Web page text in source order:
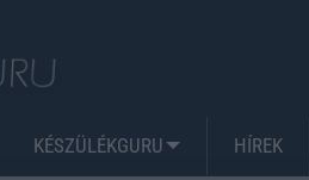
KÉSZÜLÉKGURU HÍREK